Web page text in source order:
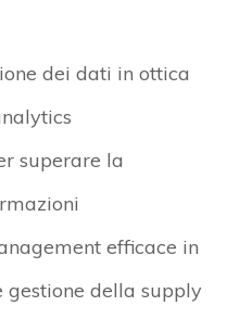
dei dati in ottica
superare la
efficace in
della supply